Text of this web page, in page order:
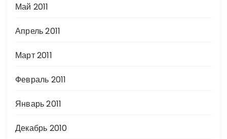
Май 2011
Апрель 2011
Март 2011
Февраль 2011
Январь 2011
Декабрь 2010